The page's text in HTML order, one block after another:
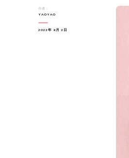
作者：
YAOYAO
2022年 9月 2日